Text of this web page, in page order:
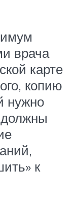
врача
карте
копию
нужно
к